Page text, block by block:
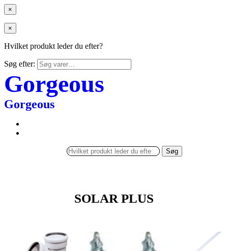
×
×
Hvilket produkt leder du efter?
Søg efter:
Gorgeous
Gorgeous
Søg
SOLAR PLUS